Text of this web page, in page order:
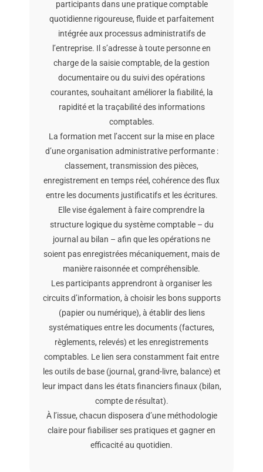
participants dans une pratique comptable
quotidienne rigoureuse, fluide et parfaitement
intégrée aux processus administratifs de
l’entreprise. Il s’adresse à toute personne en
charge de la saisie comptable, de la gestion
documentaire ou du suivi des opérations
courantes, souhaitant améliorer la fiabilité, la
rapidité et la traçabilité des informations
comptables.
La formation met l’accent sur la mise en place
d’une organisation administrative performante :
classement, transmission des pièces,
enregistrement en temps réel, cohérence des flux
entre les documents justificatifs et les écritures.
Elle vise également à faire comprendre la
structure logique du système comptable – du
journal au bilan – afin que les opérations ne
soient pas enregistrées mécaniquement, mais de
manière raisonnée et compréhensible.
Les participants apprendront à organiser les
circuits d’information, à choisir les bons supports
(papier ou numérique), à établir des liens
systématiques entre les documents (factures,
règlements, relevés) et les enregistrements
comptables. Le lien sera constamment fait entre
les outils de base (journal, grand-livre, balance) et
leur impact dans les états financiers finaux (bilan,
compte de résultat).
À l’issue, chacun disposera d’une méthodologie
claire pour fiabiliser ses pratiques et gagner en
efficacité au quotidien.